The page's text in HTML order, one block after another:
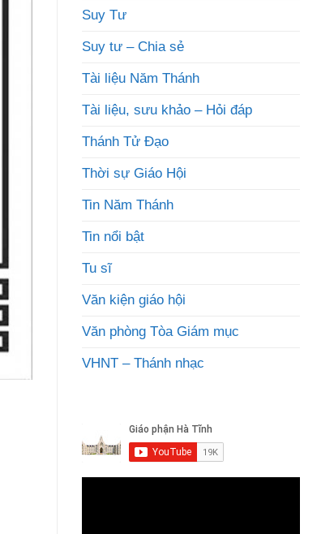
Suy Tư
Suy tư – Chia sẻ
Tài liệu Năm Thánh
Tài liệu, sưu khảo – Hỏi đáp
Thánh Tử Đạo
Thời sự Giáo Hội
Tin Năm Thánh
Tin nổi bật
Tu sĩ
Văn kiện giáo hội
Văn phòng Tòa Giám mục
VHNT – Thánh nhạc